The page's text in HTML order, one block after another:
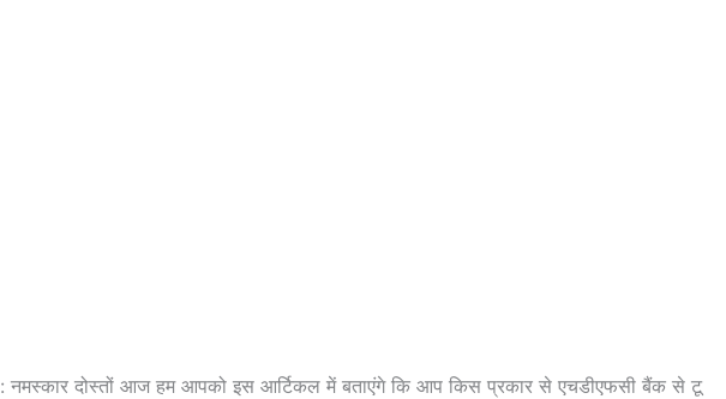
: नमस्कार दोस्तों आज हम आपको इस आर्टिकल में बताएंगे कि आप किस प्रकार से एचडीएफसी बैंक से टू